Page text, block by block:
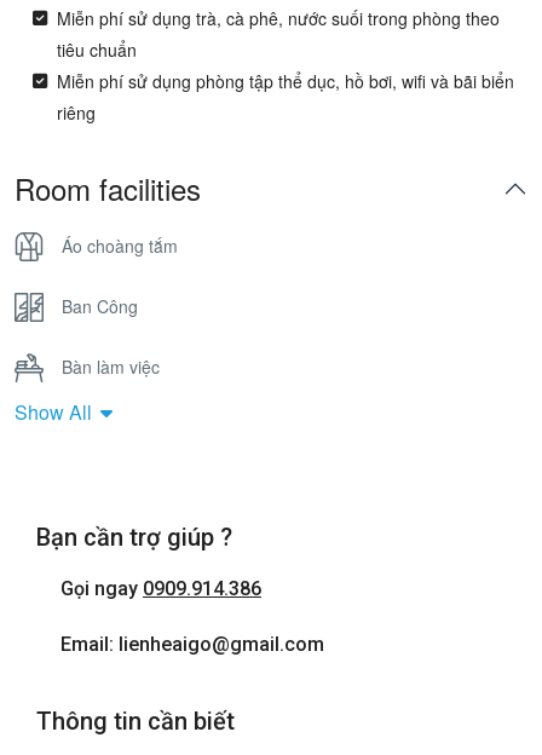
Miễn phí sử dụng trà, cà phê, nước suối trong phòng theo
tiêu chuẩn
Miễn phí sử dụng phòng tập thể dục, hồ bơi, wifi và bãi biển
riêng
Room facilities
Áo choàng tắm
Ban Công
Bàn làm việc
Bồn Tắm Nằm
Điện thoại
Phòng tắm đứng
Show All
Bạn cần trợ giúp ?
Gọi ngay 0909.914.386
Email: lienheaigo@gmail.com
Thông tin cần biết